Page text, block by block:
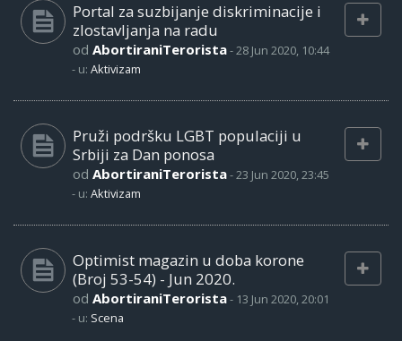
Portal za suzbijanje diskriminacije i
zlostavljanja na radu
od AbortiraniTerorista-28 Jun 2020, 10:44
- u: Aktivizam
Pruži podršku LGBT populaciji u
Srbiji za Dan ponosa
od AbortiraniTerorista-23 Jun 2020, 23:45
- u: Aktivizam
Optimist magazin u doba korone
(Broj 53-54) - Jun 2020.
od AbortiraniTerorista- 13 Jun 2020, 20:01
- u: Scena